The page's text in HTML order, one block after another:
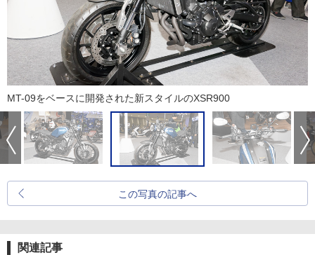
MT-09をベースに開発された新スタイルのXSR900
この写真の記事へ
関連記事